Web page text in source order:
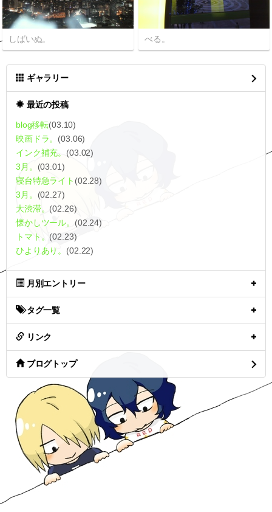
しばいぬ。 べる。
ギャラリー
最近の投稿
blog移転(03.10)
映画ドラ。 (03.06)
インク補充。 (03.02)
3月。 (03.01)
寝台特急ライト (02.28)
3月。 (02.27)
大渋滞。 (02.26)
懐かしツール。(02.24)
トマト。(02.23)
ひよりあり。 (02.22)
月別エントリー
タグ一覧
リンク
ブログトップ